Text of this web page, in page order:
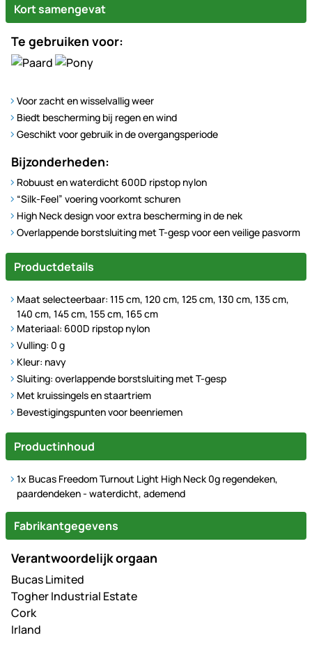
Kort samengevat
Te gebruiken voor:
Voor zacht en wisselvallig weer
Biedt bescherming bij regen en wind
Geschikt voor gebruik in de overgangsperiode
Bijzonderheden:
Robuust en waterdicht 600D ripstop nylon
“Silk-Feel” voering voorkomt schuren
High Neck design voor extra bescherming in de nek
Overlappende borstsluiting met T-gesp voor een veilige pasvorm
Productdetails
Maat selecteerbaar: 115 cm, 120 cm, 125 cm, 130 cm, 135 cm,
140 cm, 145 cm, 155 cm, 165 cm
Materiaal: 600D ripstop nylon
Vulling: 0 g
Kleur: navy
Sluiting: overlappende borstsluiting met T-gesp
Met kruissingels en staartriem
Bevestigingspunten voor beenriemen
Productinhoud
1x Bucas Freedom Turnout Light High Neck 0g regendeken,
paardendeken - waterdicht, ademend
Fabrikantgegevens
Verantwoordelijk orgaan
Bucas Limited
Togher Industrial Estate
Cork
Irland